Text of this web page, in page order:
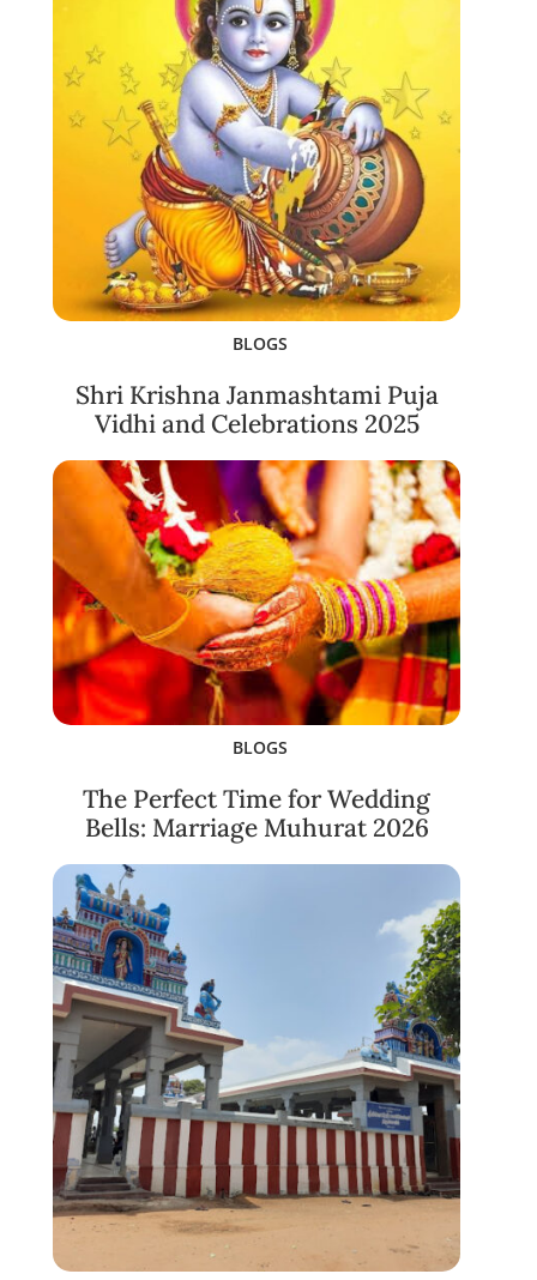
BLOGS
Shri Krishna Janmashtami Puja
Vidhi and Celebrations 2025
BLOGS
The Perfect Time for Wedding
Bells: Marriage Muhurat 2026